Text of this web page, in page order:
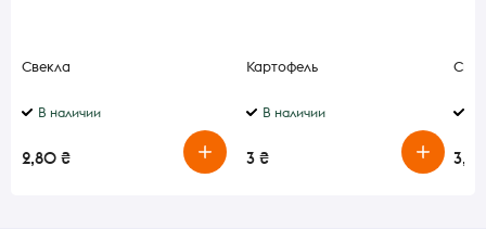
Свекла
В наличии
2,80 ₴
Картофель
В наличии
3 ₴